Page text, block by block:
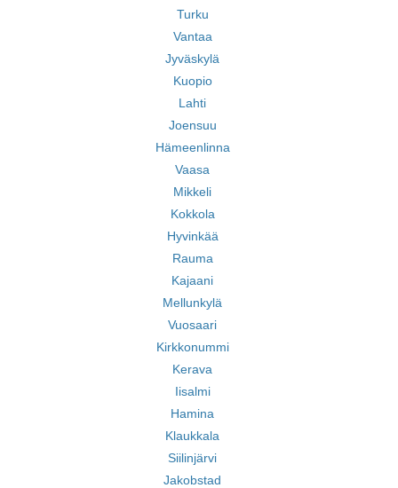
Turku
Vantaa
Jyväskylä
Kuopio
Lahti
Joensuu
Hämeenlinna
Vaasa
Mikkeli
Kokkola
Hyvinkää
Rauma
Kajaani
Mellunkylä
Vuosaari
Kirkkonummi
Kerava
Iisalmi
Hamina
Klaukkala
Siilinjärvi
Jakobstad